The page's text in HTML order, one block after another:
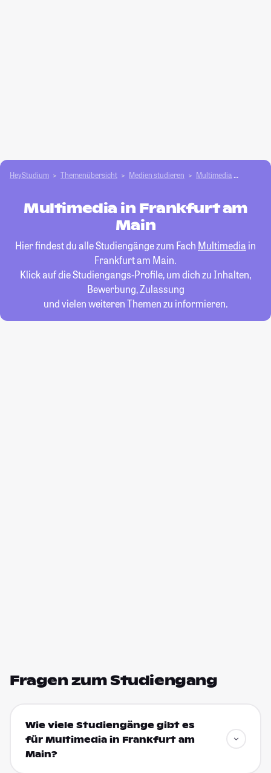
HeyStudium Themenübersicht Medien studieren Multimedia
Multimedia in Frankfurt am
Main
Hier findest du alle Studiengänge zum Fach Multimedia in
Frankfurt am Main.
Klick auf die Studiengangs-Profile, um dich zu Inhalten,
Bewerbung, Zulassung
und vielen weiteren Themen zu informieren.
Fragen zum Studiengang
Wie viele Studiengänge gibt es
für Multimedia in Frankfurt am
Main?